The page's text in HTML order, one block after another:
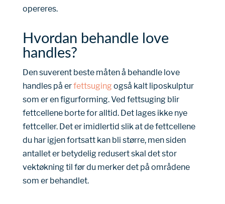
opereres.
Hvordan behandle love
handles?
Den suverent beste måten å behandle love
handles på erfettsugingogså kalt liposkulptur
som er en figurforming. Ved fettsuging blir
fettcellene borte for alltid. Det lages ikke nye
fettceller. Det er imidlertid slik at de fettcellene
du har igjen fortsatt kan bli større, men siden
antallet er betydelig redusert skal det stor
vektøkning til før du merker det på områdene
som er behandlet.